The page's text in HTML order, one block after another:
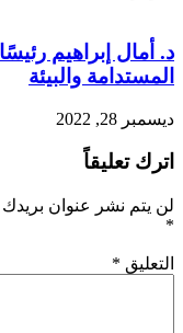
د. أمال إبراهيم رئيسًا
المستدامة والبيئة
ديسمبر 28, 2022
اترك تعليقاً
لن يتم نشر عنوان بريدك
*
التعليق *